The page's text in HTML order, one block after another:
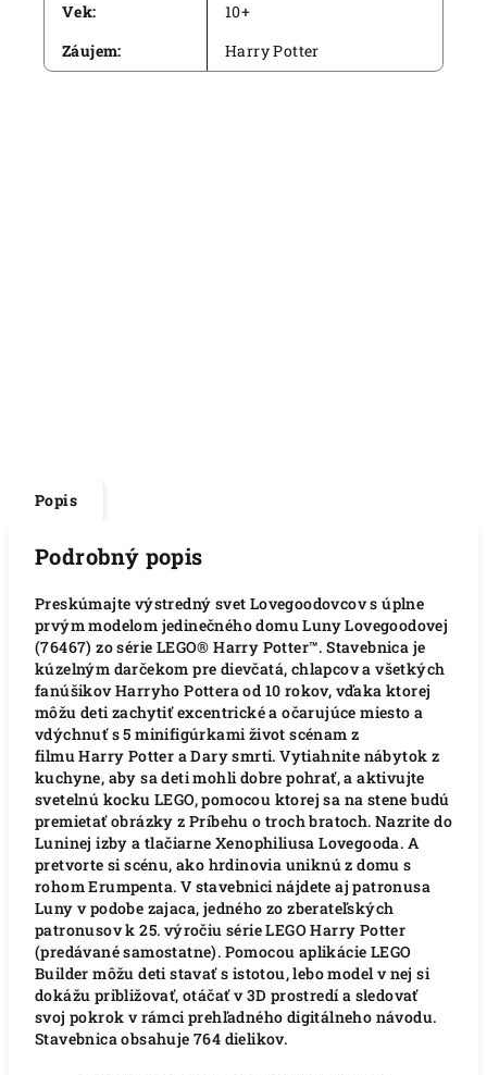
Vek:
10+
Záujem: Harry Potter
Popis
Podrobný popis
Preskúmajte výstredný svet Lovegoodovcov s úplne
prvým modelom jedinečného domu Luny Lovegoodovej
(76467) zo série LEGO® Harry Potter™. Stavebnica je
kúzelným darčekom pre dievčatá, chlapcov a všetkých
fanúšikov Harryho Pottera od 10 rokov, vďaka ktorej
môžu deti zachytiť excentrické a očarujúce miesto a
vdýchnuť s 5 minifigúrkami život scénam z
filmu Harry Potter a Dary smrti. Vytiahnite nábytok z
kuchyne, aby sa deti mohli dobre pohrať, a aktivujte
svetelnú kocku LEGO, pomocou ktorej sa na stene budú
premietať obrázky z Príbehu o troch bratoch. Nazrite do
Luninej izby a tlačiarne Xenophiliusa Lovegooda. A
pretvorte si scénu, ako hrdinovia uniknú z domu s
rohom Erumpenta. V stavebnici nájdete aj patronusa
Luny v podobe zajaca, jedného zo zberateľských
patronusov k 25. výročiu série LEGO Harry Potter
(predávané samostatne). Pomocou aplikácie LEGO
Builder môžu deti stavať s istotou, lebo model v nej si
dokážu približovať, otáčať v 3D prostredí a sledovať
svoj pokrok v rámci prehľadného digitálneho návodu.
Stavebnica obsahuje 764 dielikov.